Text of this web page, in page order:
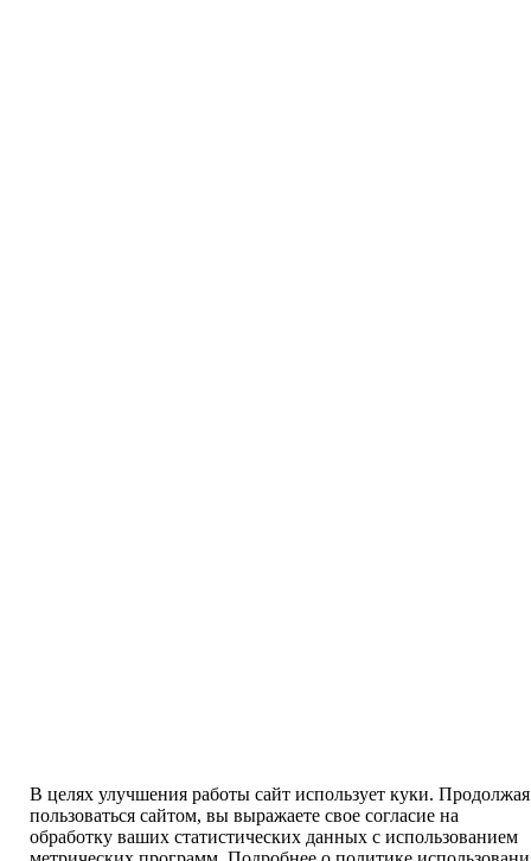
В целях улучшения работы сайт использует куки. Продолжая
пользоваться сайтом, вы выражаете свое согласие на
обработку ваших статистических данных с использованием